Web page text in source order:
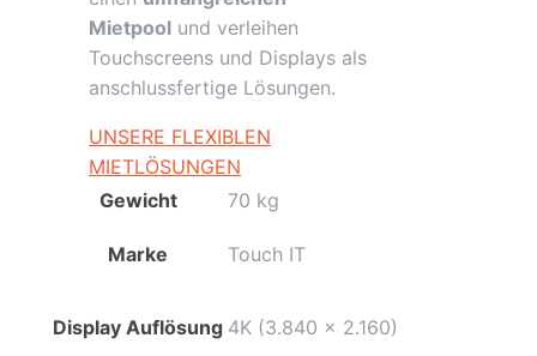
Mietpool und verleihen
Touchscreens und Displays als
anschlussfertige Lösungen.
UNSERE FLEXIBLEN
MIETLÖSUNGEN
Gewicht
70 kg
Marke Touch IT
Display Auflösung 4K (3.840 x 2.160)